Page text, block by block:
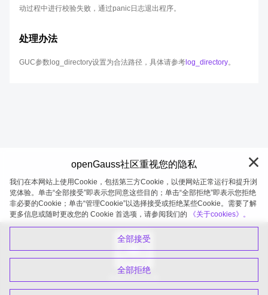
动过程中进行校验失败，通过panic日志退出程序。
处理办法
GUC参数log_directory设置为合法路径，具体请参考 log_directory。
openGauss 2026-08-09 20:27:19
openGauss社区重视您的隐私
我们在本网站上使用Cookie，包括第三方Cookie，以便网站正常运行和提升浏
览体验。单击“全部接受”即表示您同意这些目的；单击“全部拒绝”即表示您拒绝
非必要的Cookie；单击“管理Cookie”以选择接受或拒绝某些Cookie。需要了解
更多信息或随时更改您的 Cookie 首选项，请参阅我们的
《关于cookies》。
全部接受
全部拒绝